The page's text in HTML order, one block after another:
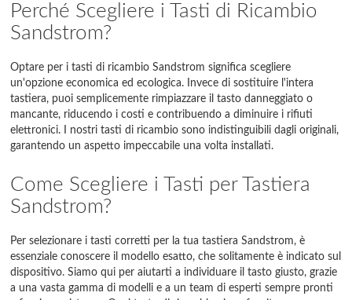
Perché Scegliere i Tasti di Ricambio
Sandstrom?
Optare per i tasti di ricambio Sandstrom significa scegliere
un'opzione economica ed ecologica. Invece di sostituire l'intera
tastiera, puoi semplicemente rimpiazzare il tasto danneggiato o
mancante, riducendo i costi e contribuendo a diminuire i rifiuti
elettronici. I nostri tasti di ricambio sono indistinguibili dagli originali,
garantendo un aspetto impeccabile una volta installati.
Come Scegliere i Tasti per Tastiera
Sandstrom?
Per selezionare i tasti corretti per la tua tastiera Sandstrom, è
essenziale conoscere il modello esatto, che solitamente è indicato sul
dispositivo. Siamo qui per aiutarti a individuare il tasto giusto, grazie
a una vasta gamma di modelli e a un team di esperti sempre pronti